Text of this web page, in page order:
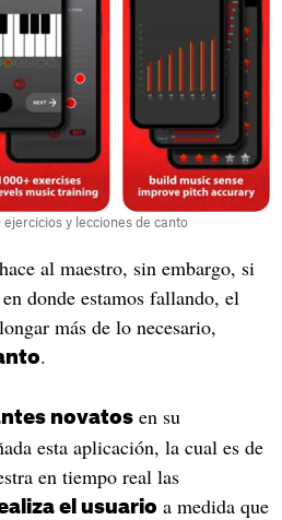
y lecciones de canto
al maestro, sin embargo, si
donde estamos fallando, el
más de lo necesario,
.
novatosen su
esta aplicación, la cual es de
en tiempo real las
el usuario a medida que